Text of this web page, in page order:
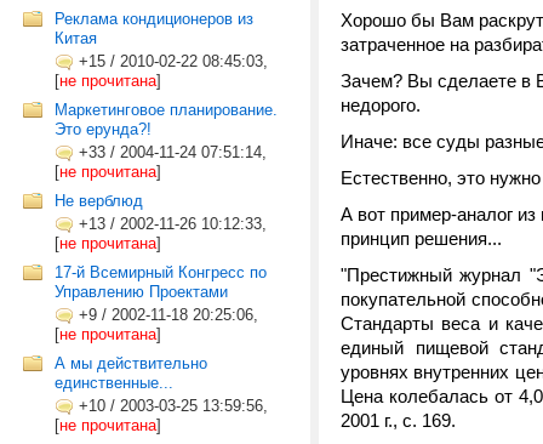
Реклама кондиционеров из
Китая
+15 / 2010-02-22 08:45:03,
[не прочитана]
Маркетинговое планирование.
Это ерунда?!
+33 / 2004-11-24 07:51:14,
[не прочитана]
Не верблюд
+13 / 2002-11-26 10:12:33,
[не прочитана]
17-й Всемирный Конгресс по
Управлению Проектами
+9 / 2002-11-18 20:25:06,
[не прочитана]
А мы действительно
единственные...
+10 / 2003-03-25 13:59:56,
[не прочитана]
Хорошо бы Вам
затраченное на
Зачем? Вы сделаете в
недорого.
Иначе: все суды
Естественно, это
А вот пример-аналог
принцип решения...
"Престижный журнал
покупательной
Стандарты веса и
единый пищевой
уровнях внутренних
Цена колебалась от
2001 г., с. 169.